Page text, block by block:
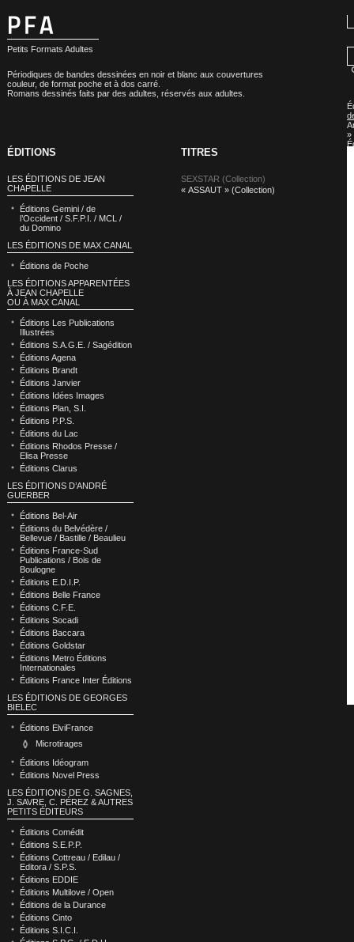
Petits Formats Adultes
Périodiques de bandes dessinées en noir et blanc aux couvertures
couleur, de format poche et à dos carré.
Romans dessinés faits par des adultes, réservés aux adultes.
»
ÉDITIONS
LES ÉDITIONS DE JEAN
CHAPELLE
Éditions Gemini / de
l’Occident / S.F.P.I. / MCL /
du Domino
LES ÉDITIONS DE MAX CANAL
Éditions de Poche
LES ÉDITIONS APPARENTÉES
À JEAN CHAPELLE
OU À MAX CANAL
Éditions Les Publications
Illustrées
Éditions S.A.G.E. / Sagédition
Éditions Agena
Éditions Brandt
Éditions Janvier
Éditions Idées Images
Éditions Plan, S.I.
Éditions P.P.S.
Éditions du Lac
Éditions Rhodos Presse /
Elisa Presse
Éditions Clarus
LES ÉDITIONS D’ANDRÉ
GUERBER
Éditions Bel-Air
Éditions du Belvédère /
Bellevue / Bastille / Beaulieu
Éditions France-Sud
Publications / Bois de
Boulogne
Éditions E.D.I.P.
Éditions Belle France
Éditions C.F.E.
Éditions Socadi
Éditions Baccara
Éditions Goldstar
Éditions Metro Éditions
Internationales
Éditions France Inter Éditions
LES ÉDITIONS DE GEORGES
BIELEC
Éditions ElviFrance
Microtirages
Éditions Idéogram
Éditions Novel Press
LES ÉDITIONS DE G. SAGNES,
J. SAVRE, C. PÉREZ & AUTRES
PETITS ÉDITEURS
Éditions Comédit
Éditions S.E.P.P.
Éditions Cottreau / Edilau /
Editora / S.P.S.
Éditions EDDIE
Éditions Multilove / Open
Éditions de la Durance
Éditions Cinto
Éditions S.I.C.I.
TITRES
SEXSTAR (Collection)
« ASSAUT » (Collection)